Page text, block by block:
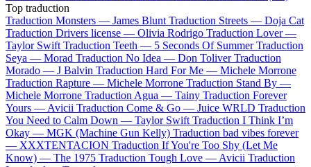
Top traduction
Traduction Monsters — James Blunt Traduction Streets — Doja Cat
Traduction Drivers license — Olivia Rodrigo Traduction Lover —
Taylor Swift Traduction Teeth — 5 Seconds Of Summer Traduction
Seya — Morad Traduction No Idea — Don Toliver Traduction
Morado — J Balvin Traduction Hard For Me — Michele Morrone
Traduction Rapture — Michele Morrone Traduction Stand By —
Michele Morrone Traduction Agua — Tainy Traduction Forever
Yours — Avicii Traduction Come & Go — Juice WRLD Traduction
You Need to Calm Down — Taylor Swift Traduction I Think I’m
Okay — MGK (Machine Gun Kelly) Traduction bad vibes forever
— XXXTENTACION Traduction If You're Too Shy (Let Me
Know) — The 1975 Traduction Tough Love — Avicii Traduction